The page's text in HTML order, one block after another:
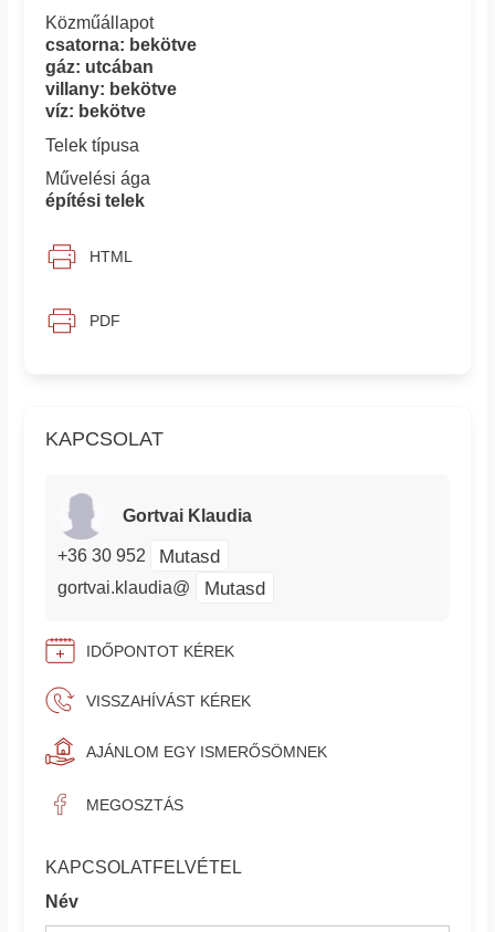
KAPCSOLAT
Gortvai Klaudia
+36 30 952 Mutasd
gortvai.klaudia@ Mutasd
IDŐPONTOT KÉREK
VISSZAHÍVÁST KÉREK
AJÁNLOM EGY ISMERŐSÖMNEK
MEGOSZTÁS
KAPCSOLATFELVÉTEL
Név
Közműállapot
csatorna: bekötve
gáz: utcában
villany: bekötve
víz: bekötve
Telek típusa
Művelési ága
építési telek
HTML
PDF